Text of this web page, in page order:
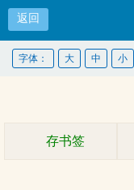
返回
字体： 大 中 小
存书签